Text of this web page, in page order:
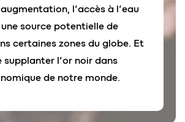
l’accès à l’eau
source potentielle de
certaines zones du globe. Et
supplanter l’or noir dans
de notre monde.